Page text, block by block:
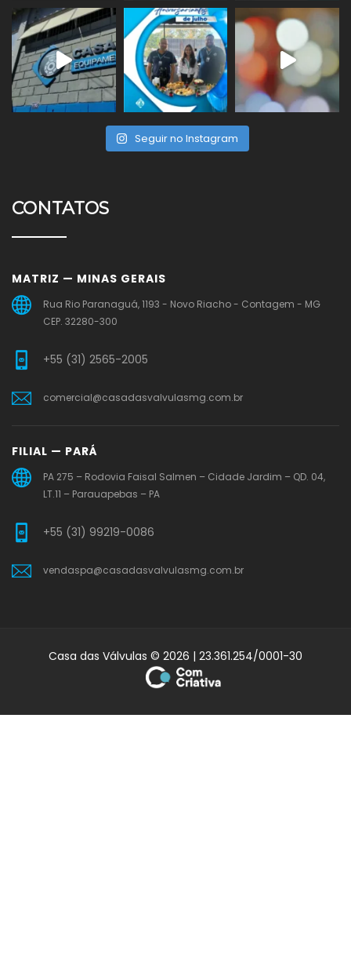
Seguir no Instagram
CONTATOS
MATRIZ — MINAS GERAIS
Rua Rio Paranaguá, 1193 - Novo Riacho - Contagem - MG
CEP. 32280-300
+55 (31) 2565-2005
comercial@casadasvalvulasmg.com.br
FILIAL — PARÁ
PA 275 – Rodovia Faisal Salmen – Cidade Jardim – QD. 04,
LT.11 – Parauapebas – PA
+55 (31) 99219-0086
vendaspa@casadasvalvulasmg.com.br
Casa das Válvulas © 2026 | 23.361.254/0001-30